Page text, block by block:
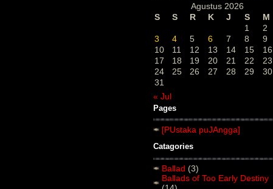
Agustus 2026
S
S R K J S
M
1
2
3
4 5 6 7 8
9
10
11 12 13 14 15
16
17
18 19 20 21 22
23
24
25 26 27 28 29
30
31
« Jul
Pages
[PUstaka puJAngga]
Catagories
Ballad (3)
Ballads of Too Early Destiny